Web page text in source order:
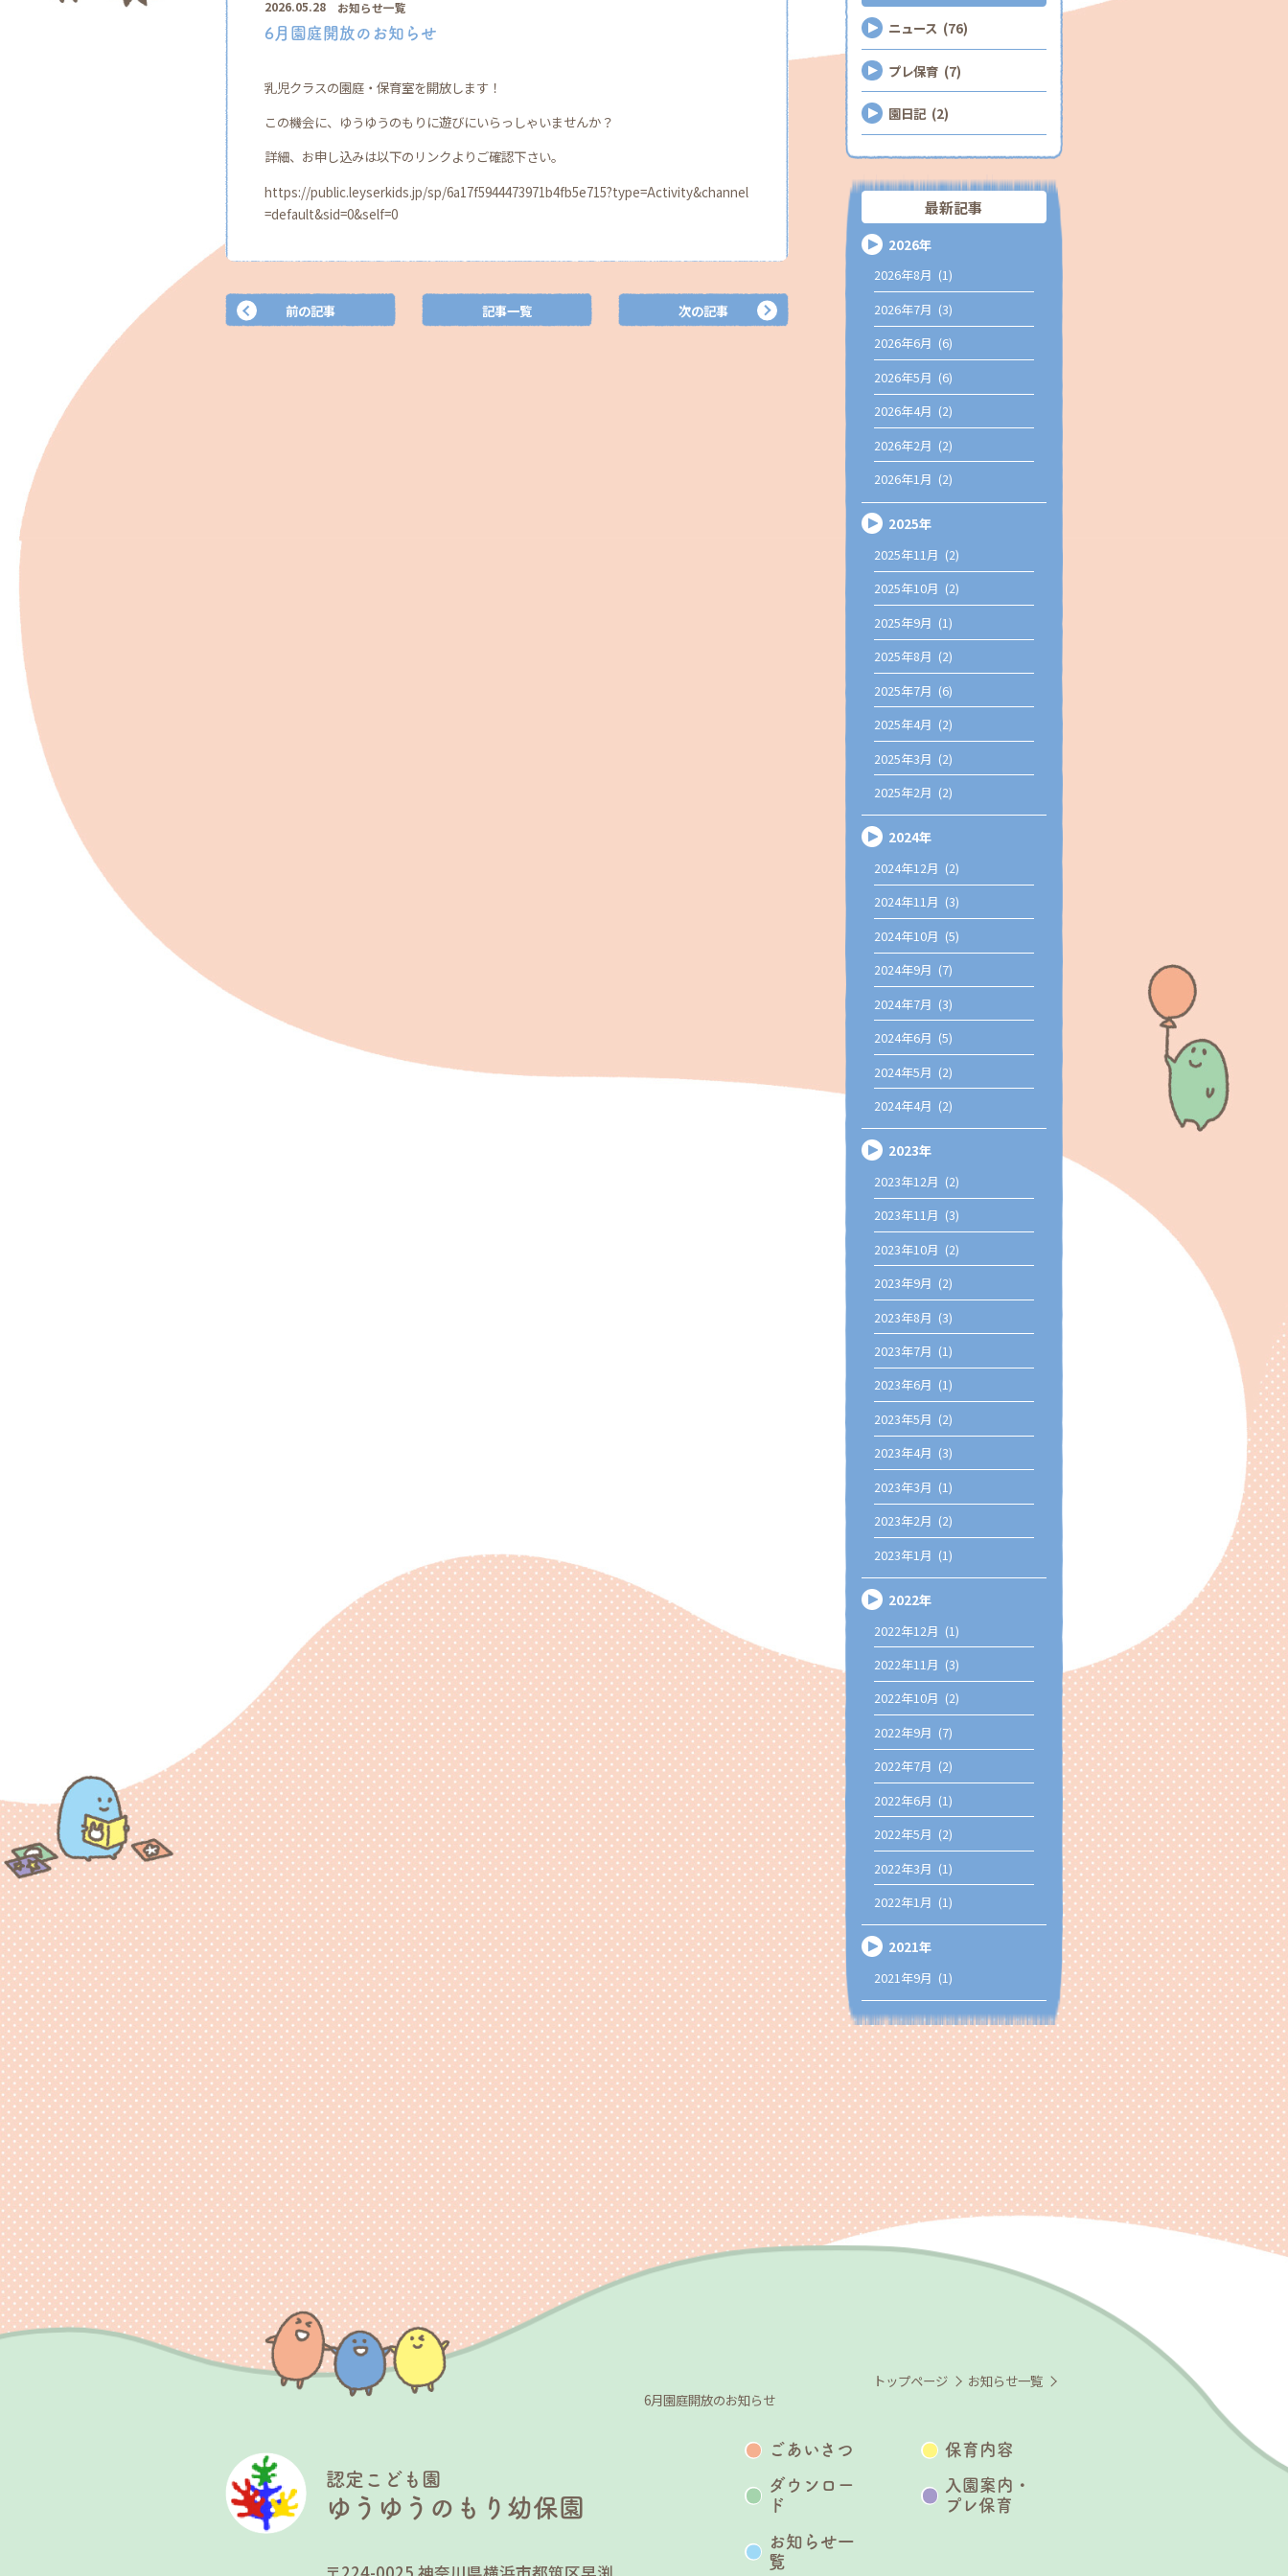
2026.05.28
お知らせ一覧
6月園庭開放のお知らせ
乳児クラスの園庭・保育室を開放します！
この機会に、ゆうゆうのもりに遊びにいらっしゃいませんか？
詳細、お申し込みは以下のリンクよりご確認下さい。
https://public.leyserkids.jp/sp/6a17f5944473971b4fb5e715?type=Activity&channel
=default&sid=0&self=0
前の記事 記事一覧 次の記事
ニュース (76)
プレ保育 (7)
園日記 (2)
最新記事
2026年
2026年8月 (1)
2026年7月 (3)
2026年6月 (6)
2026年5月 (6)
2026年4月 (2)
2026年2月 (2)
2026年1月 (2)
2025年
2025年11月 (2)
2025年10月 (2)
2025年9月 (1)
2025年8月 (2)
2025年7月 (6)
2025年4月 (2)
2025年3月 (2)
2025年2月 (2)
2024年
2024年12月 (2)
2024年11月 (3)
2024年10月 (5)
2024年9月 (7)
2024年7月 (3)
2024年6月 (5)
2024年5月 (2)
2024年4月 (2)
2023年
2023年12月 (2)
2023年11月 (3)
2023年10月 (2)
2023年9月 (2)
2023年8月 (3)
2023年7月 (1)
2023年6月 (1)
2023年5月 (2)
2023年4月 (3)
2023年3月 (1)
2023年2月 (2)
2023年1月 (1)
2022年
2022年12月 (1)
2022年11月 (3)
2022年10月 (2)
2022年9月 (7)
2022年7月 (2)
2022年6月 (1)
2022年5月 (2)
2022年3月 (1)
2022年1月 (1)
2021年
2021年9月 (1)
トップページ
お知らせ一覧
6月園庭開放のお知らせ
認定こども園
ゆうゆうのもり幼保園
ごあいさつ 保育内容
ダウンロー
ド
入園案内・
プレ保育
お知らせ一
覧